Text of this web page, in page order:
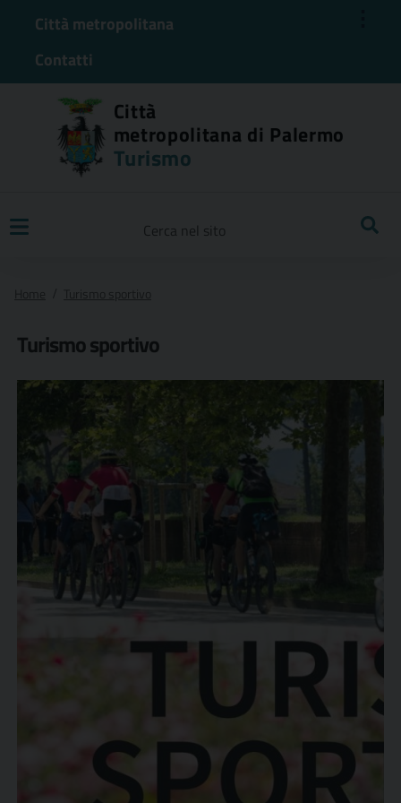
Città metropolitana
Contatti
Città
metropolitana di Palermo
Turismo
Turismo sportivo